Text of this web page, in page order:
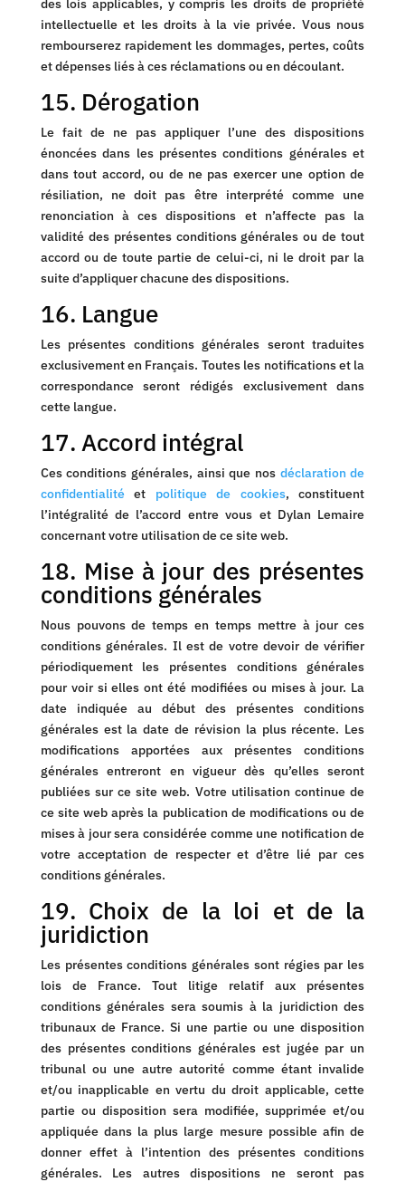
des lois applicables, y compris les droits de propriété
intellectuelle et les droits à la vie privée. Vous nous
rembourserez rapidement les dommages, pertes, coûts
et dépenses liés à ces réclamations ou en découlant.
15. Dérogation
Le fait de ne pas appliquer l’une des dispositions
énoncées dans les présentes conditions générales et
dans tout accord, ou de ne pas exercer une option de
résiliation, ne doit pas être interprété comme une
renonciation à ces dispositions et n’affecte pas la
validité des présentes conditions générales ou de tout
accord ou de toute partie de celui-ci, ni le droit par la
suite d’appliquer chacune des dispositions.
16. Langue
Les présentes conditions générales seront traduites
exclusivement en Français. Toutes les notifications et la
correspondance seront rédigés exclusivement dans
cette langue.
17. Accord intégral
Ces conditions générales, ainsi que nos déclaration de
confidentialité et politique de cookies, constituent
l’intégralité de l’accord entre vous et Dylan Lemaire
concernant votre utilisation de ce site web.
18. Mise à jour des présentes
conditions générales
Nous pouvons de temps en temps mettre à jour ces
conditions générales. Il est de votre devoir de vérifier
périodiquement les présentes conditions générales
pour voir si elles ont été modifiées ou mises à jour. La
date indiquée au début des présentes conditions
générales est la date de révision la plus récente. Les
modifications apportées aux présentes conditions
générales entreront en vigueur dès qu’elles seront
publiées sur ce site web. Votre utilisation continue de
ce site web après la publication de modifications ou de
mises à jour sera considérée comme une notification de
votre acceptation de respecter et d’être lié par ces
conditions générales.
19. Choix de la loi et de la
juridiction
Les présentes conditions générales sont régies par les
lois de France. Tout litige relatif aux présentes
conditions générales sera soumis à la juridiction des
tribunaux de France. Si une partie ou une disposition
des présentes conditions générales est jugée par un
tribunal ou une autre autorité comme étant invalide
et/ou inapplicable en vertu du droit applicable, cette
partie ou disposition sera modifiée, supprimée et/ou
appliquée dans la plus large mesure possible afin de
donner effet à l’intention des présentes conditions
générales. Les autres dispositions ne seront pas